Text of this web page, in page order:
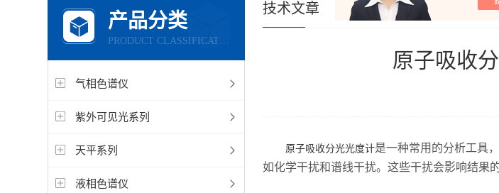
产品分类
PRODUCT CLASSIFICATION
气相色谱仪
紫外可见光系列
天平系列
液相色谱仪
技术文章
原子吸收
原子吸收分光光度计是一种常用的分析工具
如化学干扰和谱线干扰。这些干扰会影响结果